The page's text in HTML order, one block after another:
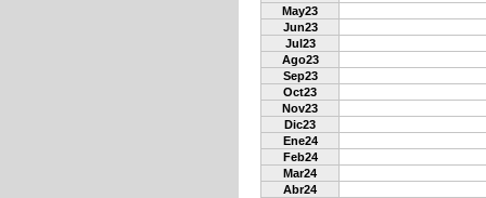
May23
Jun23
Jul23
Ago23
Sep23
Oct23
Nov23
Dic23
Ene24
Feb24
Mar24
Abr24